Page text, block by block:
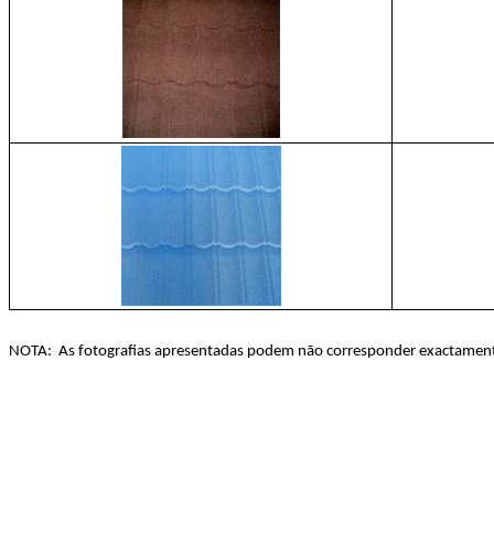
NOTA: As fotografias apresentadas podem não corresponder